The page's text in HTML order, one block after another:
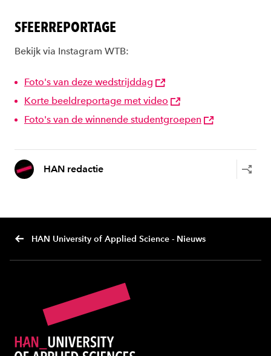
SFEERREPORTAGE
Bekijk via Instagram WTB:
Foto's van deze wedstrijddag
Korte beeldreportage met video
Foto's van de winnende studentgroepen
HAN redactie
HAN University of Applied Science - Nieuws